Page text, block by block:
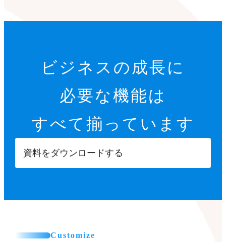
ビジネスの成長に
必要な機能は
すべて揃っています
資料をダウンロードする
Customize